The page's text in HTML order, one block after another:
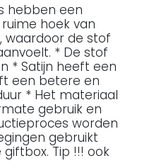
hebben een
hoek van
waardoor de stof
* De stof
* Satijn heeft een
een betere en
* Het materiaal
gebruik en
worden
gebruikt
Tip !!! ook